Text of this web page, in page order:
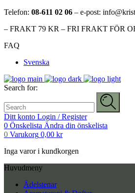
Telefon: 08-611 02 06 – e-post:
– FRAKT 79 KR – FRI FRAKT FÖR
FAQ
Svenska
Search for:
Ditt konto Login / Register
0 Önskelista Ändra din önskelista
0 Varukorg 0,00 kr
Inga varor i kundkorgen
Huvudmeny
Ädelstenar